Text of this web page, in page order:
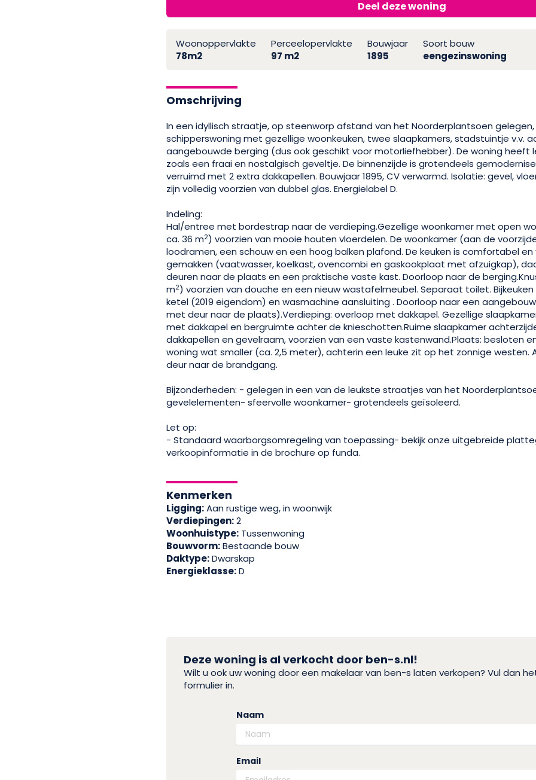
Deel deze woning
Woonoppervlakte
78m2
Perceelopervlakte
97 m2
Bouwjaar
1895
Soort bouw
eengezinswoning
Omschrijving
In een idyllisch straatje, op steenworp afstand van het Noorderplantsoen
schipperswoning met gezellige woonkeuken, twee slaapkamers, stadstuintje v.v.
aangebouwde berging (dus ook geschikt voor motorliefhebber). De woning heeft
zoals een fraai en nostalgisch geveltje. De binnenzijde is grotendeels
verruimd met 2 extra dakkapellen. Bouwjaar 1895, CV verwarmd. Isolatie: gevel,
zijn volledig voorzien van dubbel glas. Energielabel D.
Indeling:
Hal/entree met bordestrap naar de verdieping.Gezellige woonkamer met open
ca. 36 m2) voorzien van mooie houten vloerdelen. De woonkamer (aan de
loodramen, een schouw en een hoog balken plafond. De keuken is comfortabel en
gemakken (vaatwasser, koelkast, ovencombi en gaskookplaat met afzuigkap),
deuren naar de plaats en een praktische vaste kast. Doorloop naar de
m2) voorzien van douche en een nieuw wastafelmeubel. Separaat toilet.
ketel (2019 eigendom) en wasmachine aansluiting . Doorloop naar een
met deur naar de plaats).Verdieping: overloop met dakkapel. Gezellige
met dakkapel en bergruimte achter de knieschotten.Ruime slaapkamer
dakkapellen en gevelraam, voorzien van een vaste kastenwand.Plaats: besloten
woning wat smaller (ca. 2,5 meter), achterin een leuke zit op het zonnige westen.
deur naar de brandgang.
Bijzonderheden: - gelegen in een van de leukste straatjes van het
gevelelementen- sfeervolle woonkamer- grotendeels geïsoleerd.
Let op:
- Standaard waarborgsomregeling van toepassing- bekijk onze uitgebreide
verkoopinformatie in de brochure op funda.
Kenmerken
Ligging:Aan rustige weg, in woonwijk
Verdiepingen:2
Woonhuistype: Tussenwoning
Bouwvorm:Bestaande bouw
Daktype:Dwarskap
Energieklasse:D
Deze woning is al verkocht door ben-s.nl!
Wilt u ook uw woning door een makelaar van ben-s laten verkopen? Vul dan
formulier in.
Naam
Email